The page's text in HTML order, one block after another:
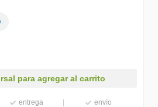
para agregar al carrito
entrega envío